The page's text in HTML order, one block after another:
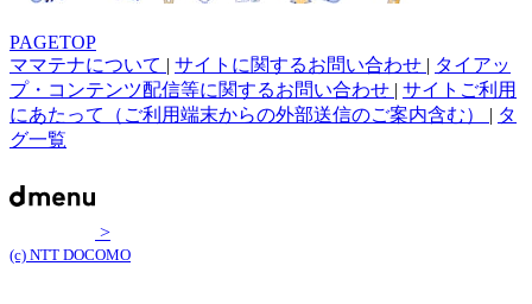
PAGETOP
ママテナについて | サイトに関するお問い合わせ | タイアッ
プ・コンテンツ配信等に関するお問い合わせ | サイトご利用
にあたって（ご利用端末からの外部送信のご案内含む） | タ
グ一覧
>
(c) NTT DOCOMO